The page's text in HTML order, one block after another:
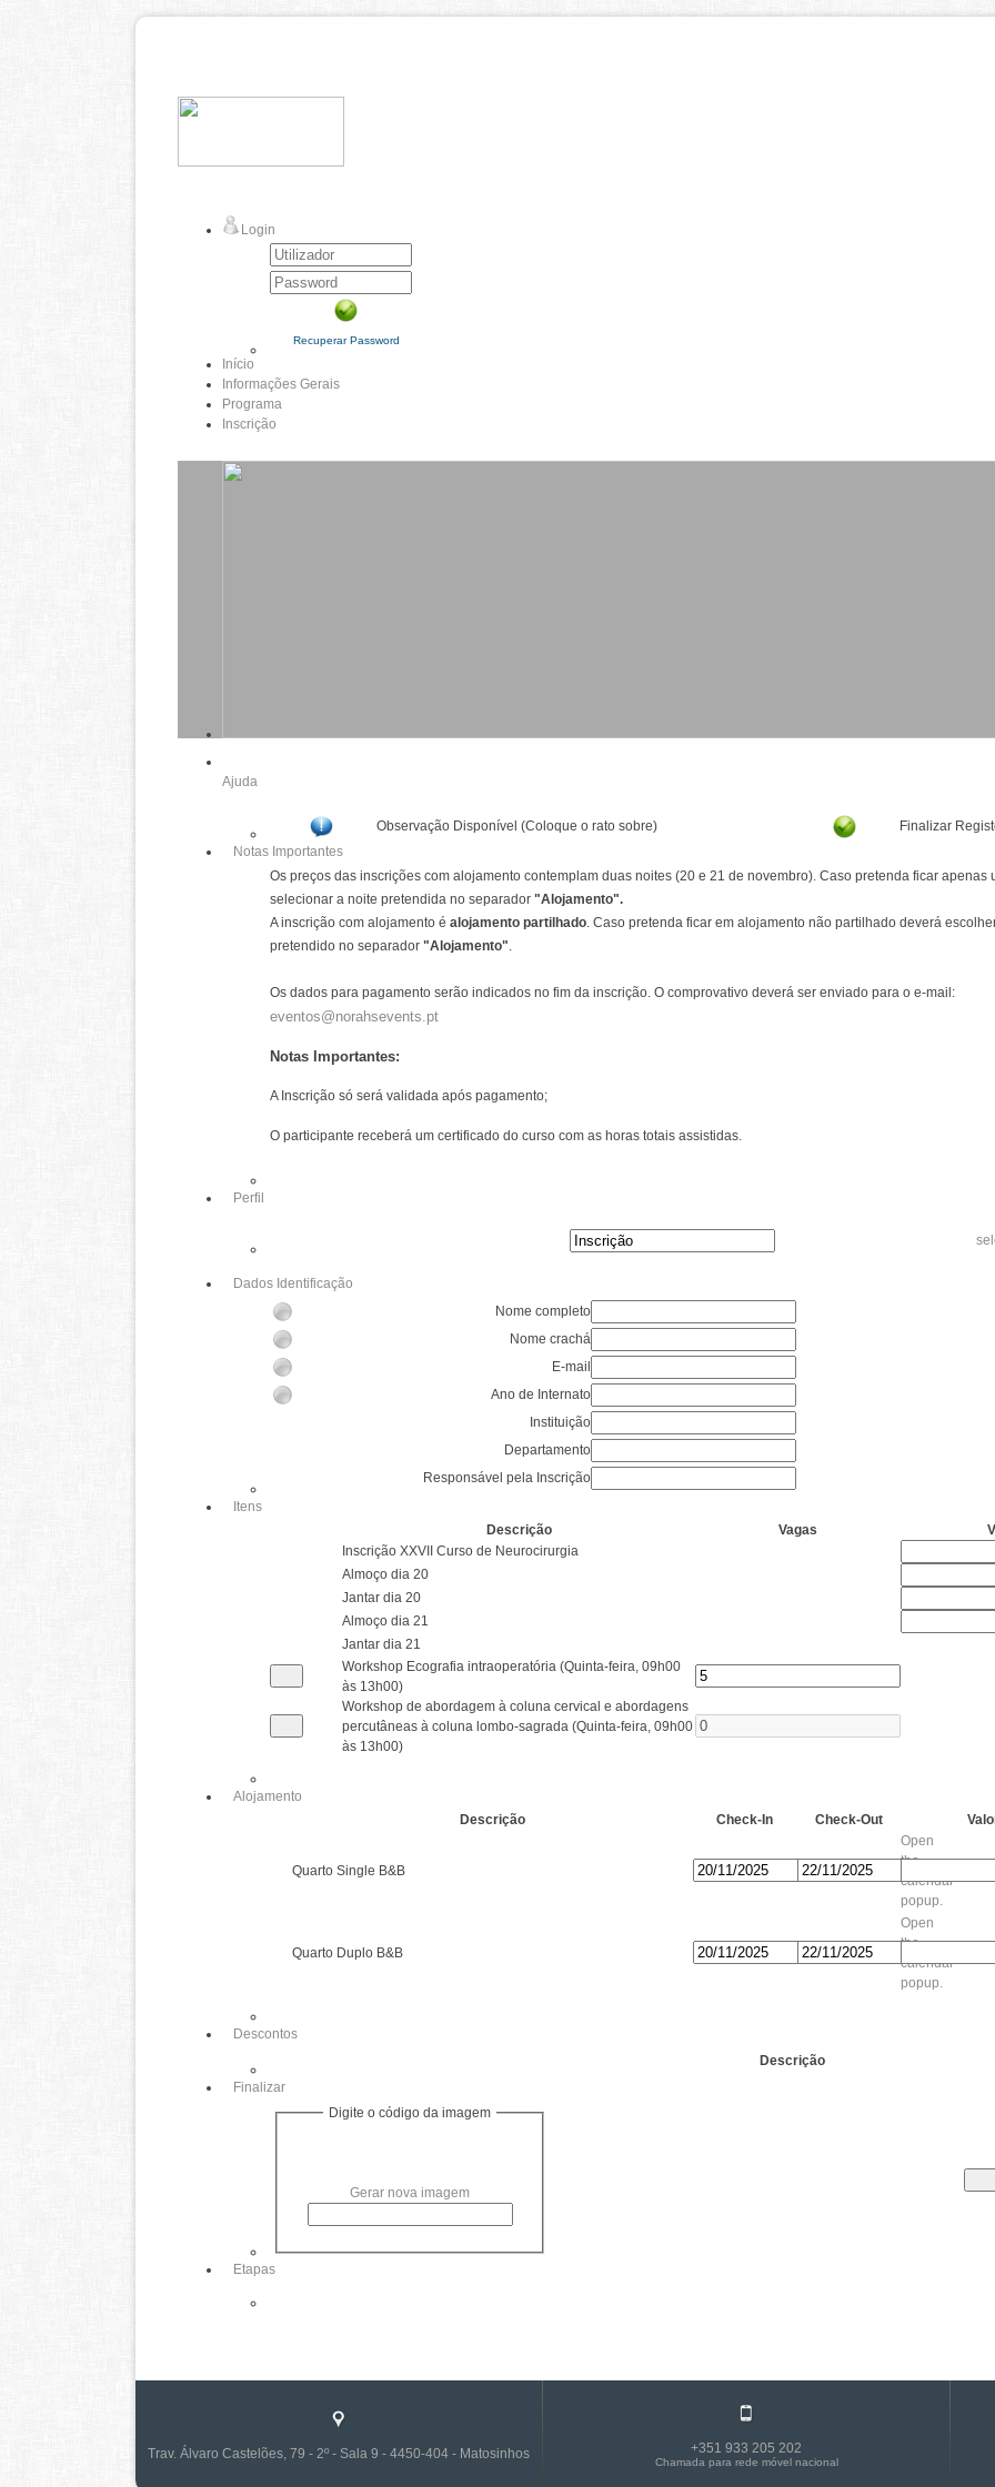
Login
Recuperar Password
Início
Informações Gerais
Programa
Inscrição
Ajuda
Observação Disponível (Coloque o rato sobre)
Finalizar
Notas Importantes
Os preços das inscrições com alojamento contemplam duas noites (20 e 21 de novembro). Caso pretenda ficar apenas
selecionar a noite pretendida no separador "Alojamento".
A inscrição com alojamento é alojamento partilhado. Caso pretenda ficar em alojamento não partilhado deverá
pretendido no separador "Alojamento".
Os dados para pagamento serão indicados no fim da inscrição. O comprovativo deverá ser enviado para o e-mail:
eventos@norahsevents.pt
Notas Importantes:
A Inscrição só será validada após pagamento;
O participante receberá um certificado do curso com as horas totais assistidas.
Perfil
Dados Identificação
Nome completo
Nome crachá
E-mail
Ano de Internato
Instituição
Departamento
Responsável pela Inscrição
Itens
Descrição
Vagas
Inscrição XXVII Curso de Neurocirurgia
Almoço dia 20
Jantar dia 20
Almoço dia 21
Jantar dia 21
Workshop Ecografia intraoperatória (Quinta-feira, 09h00
às 13h00)
Workshop de abordagem à coluna cervical e abordagens
percutâneas à coluna lombo-sagrada (Quinta-feira, 09h00
às 13h00)
Alojamento
Descrição
Check-In Check-Out
Quarto Single B&B
Open
the
calendar
popup.
Quarto Duplo B&B
Open
the
calendar
popup.
Descontos
Descrição
Finalizar
Digite o código da imagem
Gerar nova imagem
Etapas
Trav. Álvaro Castelões, 79 - 2º - Sala 9 - 4450-404 - Matosinhos +351 933 205 202
Chamada para rede móvel nacional